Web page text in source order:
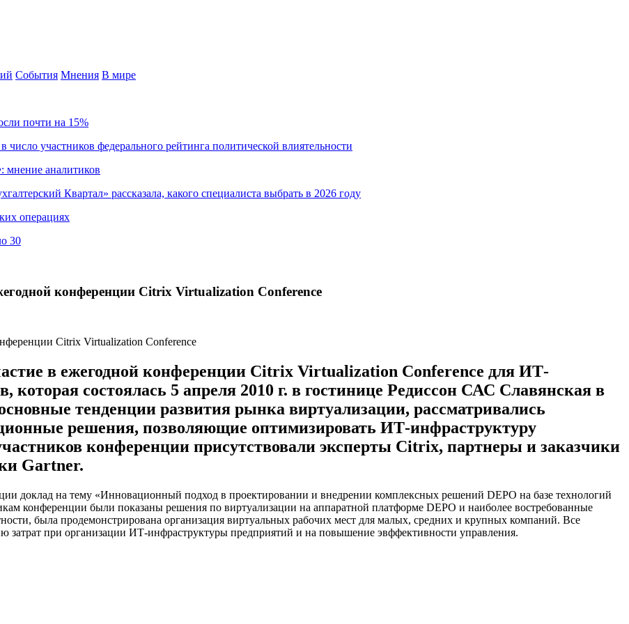
События Мнения В мире
почти на 15%
участников федерального рейтинга политической влиятельности
мнение аналитиков
Квартал» рассказала, какого специалиста выбрать в 2026 году
операциях
30
конференции Citrix Virtualization Conference
в ежегодной конференции Citrix Virtualization Conference для ИТ-
которая состоялась 5 апреля 2010 г. в гостинице Редиссон САС Славянская в
тенденции развития рынка виртуализации, рассматривались
решения, позволяющие оптимизировать ИТ-инфраструктуру
конференции присутствовали эксперты Citrix, партнеры и заказчики
Gartner.
доклад на тему «Инновационный подход в проектировании и внедрении комплексных решений DEPO на базе технологий
конференции были показаны решения по виртуализации на аппаратной платформе DEPO и наиболее востребованные
была продемонстрирована организация виртуальных рабочих мест для малых, средних и крупных компаний. Все
при организации ИТ-инфраструктуры предприятий и на повышение эвффективности управления.